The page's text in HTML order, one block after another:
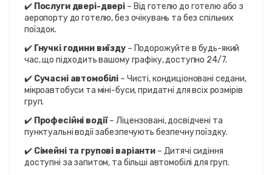
✔️ Послуги двері-двері – Від готелю до готелю або з
аеропорту до готелю, без очікувань та без спільних
поїздок.
✔️ Гнучкі години виїзду – Подорожуйте в будь-який
час, що підходить вашому графіку, доступно 24/7.
✔️ Сучасні автомобілі – Чисті, кондиціоновані седани,
мікроавтобуси та міні-буси, придатні для всіх розмірів
груп.
✔️ Професійні водії – Ліцензовані, досвідчені та
пунктуальні водії забезпечують безпечну поїздку.
✔️ Сімейні та групові варіанти – Дитячі сидіння
доступні за запитом, та більші автомобілі для груп.